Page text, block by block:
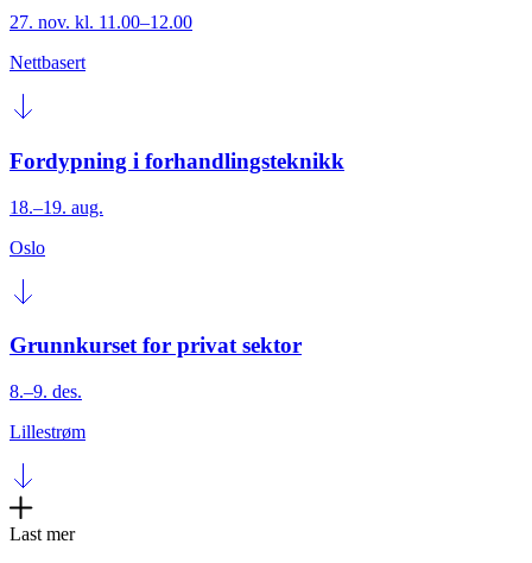
27. nov. kl. 11.00–12.00
Nettbasert
Fordypning i forhandlingsteknikk
18.–19. aug.
Oslo
Grunnkurset for privat sektor
8.–9. des.
Lillestrøm
Last mer